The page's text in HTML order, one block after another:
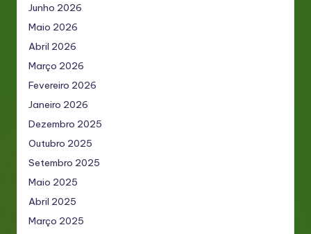
Junho 2026
Maio 2026
Abril 2026
Março 2026
Fevereiro 2026
Janeiro 2026
Dezembro 2025
Outubro 2025
Setembro 2025
Maio 2025
Abril 2025
Março 2025